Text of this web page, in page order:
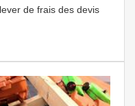
de frais des devis